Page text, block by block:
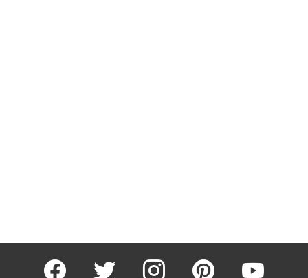
facebook twitter instagram pinterest youtube